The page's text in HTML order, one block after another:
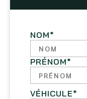
NOM*
PRÉNOM*
VÉHICULE*